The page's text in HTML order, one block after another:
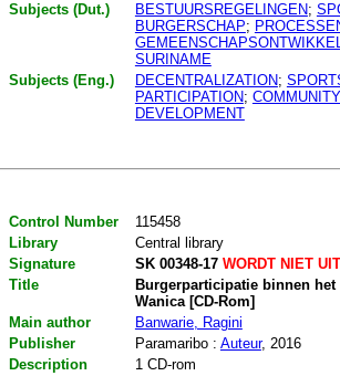
Subjects (Dut.)
BESTUURSREGELINGEN;
BURGERSCHAP;
SURINAME
Subjects (Eng.)
DECENTRALIZATION;
PARTICIPATION;
DEVELOPMENT
Control Number
115458
Library
Central library
Signature
SK 00348-17WORDT NIET
Title
Burgerparticipatie binnen
Wanica [CD-Rom]
Main author
Banwarie, Ragini
Publisher
Paramaribo : Auteur, 2016
Description
1 CD-rom